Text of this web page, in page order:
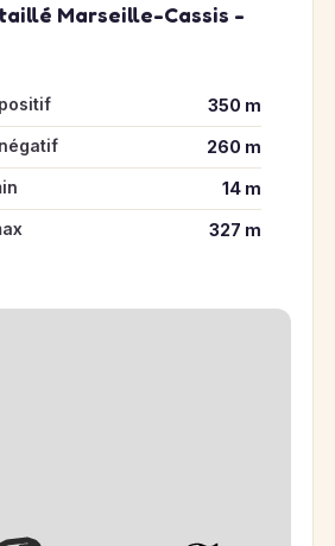
Marseille-Cassis -
350 m
260 m
14 m
327 m